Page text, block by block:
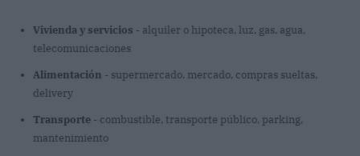
Vivienda y servicios - alquiler o hipoteca, luz, gas, agua,
telecomunicaciones
Alimentación - supermercado, mercado, compras sueltas,
delivery
Transporte - combustible, transporte público, parking,
mantenimiento